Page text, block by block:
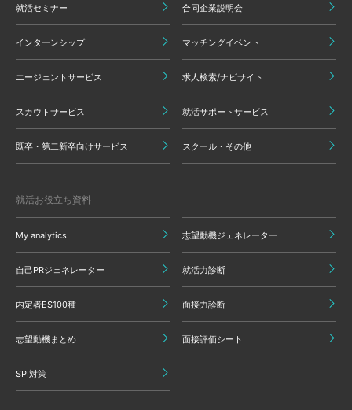
就活セミナー 合同企業説明会
インターンシップ マッチングイベント
エージェントサービス 求人検索/ナビサイト
スカウトサービス 就活サポートサービス
既卒・第二新卒向けサービス スクール・その他
就活お役立ち資料
My analytics 志望動機ジェネレーター
自己PRジェネレーター 就活力診断
内定者ES100種 面接力診断
志望動機まとめ 面接評価シート
SPI対策